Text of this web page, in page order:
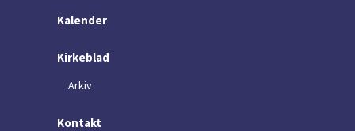
Kalender
Kirkeblad
Arkiv
Kontakt